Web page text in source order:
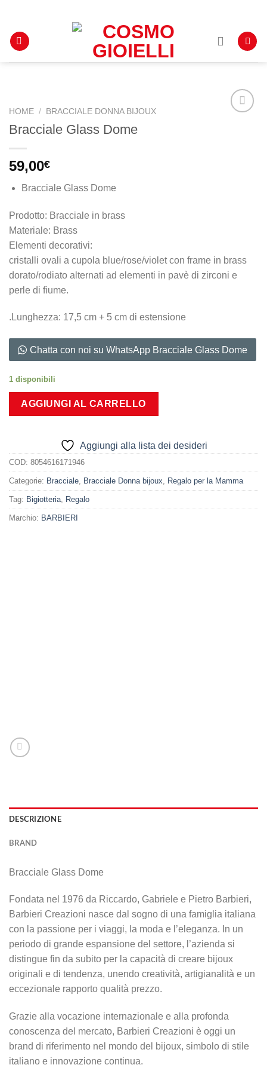
contenuti
HOME / BRACCIALE DONNA BIJOUX
Bracciale Glass Dome
59,00€
Bracciale Glass Dome
Prodotto: Bracciale in brass
Materiale: Brass
Elementi decorativi:
cristalli ovali a cupola blue/rose/violet con frame in brass
dorato/rodiato alternati ad elementi in pavè di zirconi e
perle di fiume.
.Lunghezza: 17,5 cm + 5 cm di estensione
Chatta con noi su WhatsApp Bracciale Glass Dome
1 disponibili
AGGIUNGI AL CARRELLO
Aggiungi alla lista dei desideri
COD: 8054616171946
Categorie: Bracciale Bracciale Donna bijoux Regalo per la Mamma
Tag: Bigiotteria Regalo
Marchio: BARBIERI
DESCRIZIONE
BRAND
Bracciale Glass Dome
Fondata nel 1976 da Riccardo, Gabriele e Pietro Barbieri,
Barbieri Creazioni nasce dal sogno di una famiglia italiana
con la passione per i viaggi, la moda e l’eleganza. In un
periodo di grande espansione del settore, l’azienda si
distingue fin da subito per la capacità di creare bijoux
originali e di tendenza, unendo creatività, artigianalità e un
eccezionale rapporto qualità prezzo.
Grazie alla vocazione internazionale e alla profonda
conoscenza del mercato, Barbieri Creazioni è oggi un
brand di riferimento nel mondo del bijoux, simbolo di stile
italiano e innovazione continua.